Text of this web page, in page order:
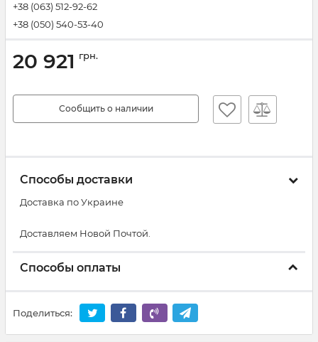
+38 (063) 512-92-62
+38 (050) 540-53-40
20 921 грн.
Сообщить о наличии
Способы доставки
Доставка по Украине
Доставляем Новой Почтой.
Способы оплаты
Поделиться: